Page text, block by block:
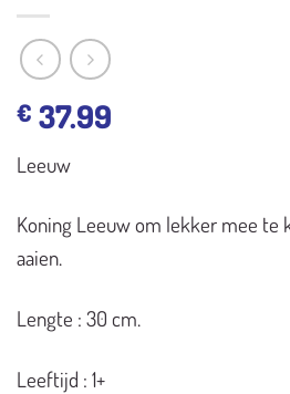
€ 37.99
Leeuw
Koning Leeuw om lekker mee te
aaien.
Lengte : 30 cm.
Leeftijd : 1+